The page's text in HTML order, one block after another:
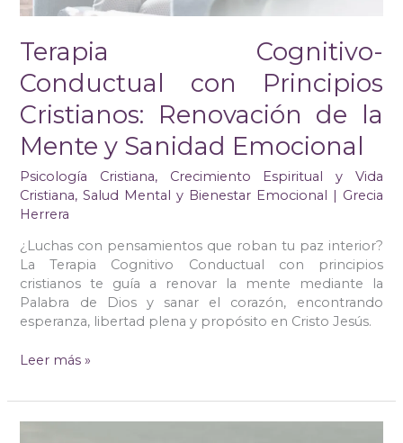
Terapia Cognitivo-
Conductual con Principios
Cristianos: Renovación de la
Mente y Sanidad Emocional
Psicología Cristiana, Crecimiento Espiritual y Vida
Cristiana,Salud Mental y Bienestar Emocional | Grecia
Herrera
¿Luchas con pensamientos que roban tu paz interior?
La Terapia Cognitivo Conductual con principios
cristianos te guía a renovar la mente mediante la
Palabra de Dios y sanar el corazón, encontrando
esperanza, libertad plena y propósito en Cristo Jesús.
y
Emocional
Leer más »